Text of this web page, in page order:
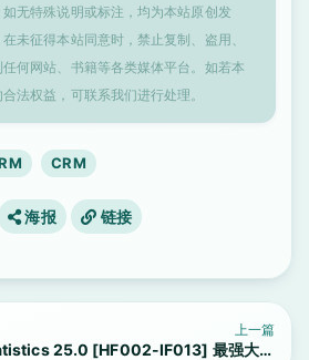
无特殊说明或标注，均为本站原创发
未征得本站同意时，禁止复制、盗用、
何网站、书籍等各类媒体平台。如若本
法权益，可联系我们进行处理。
CRM
海报 链接
上一篇
25.0 [HF002-IF013] 最强大的